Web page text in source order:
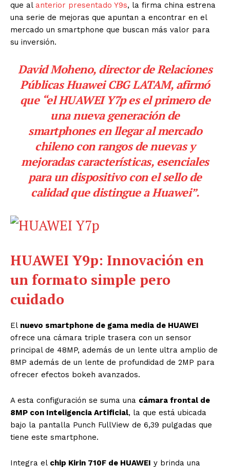
que al anterior presentado Y9s, la firma china estrena
una serie de mejoras que apuntan a encontrar en el
mercado un smartphone que buscan más valor para
su inversión.
David Moheno, director de Relaciones
Públicas Huawei CBG LATAM, afirmó
que “elHUAWEI Y7pes el primero de
una nueva generación de
smartphones en llegar al mercado
chileno con rangos de nuevas y
mejoradas características, esenciales
para un dispositivo con el sello de
calidad que distingue a Huawei”.
HUAWEI Y9p: Innovación en
un formato simple pero
cuidado
El nuevo smartphone de gama media de HUAWEI
ofrece una cámara triple trasera con un sensor
principal de 48MP, además de un lente ultra amplio de
8MP además de un lente de profundidad de 2MP para
ofrecer efectos bokeh avanzados.
A esta configuración se suma una cámara frontal de
8MP con Inteligencia Artificial, la que está ubicada
bajo la pantalla Punch FullView de 6,39 pulgadas que
tiene este smartphone.
Integra el chip Kirin 710F de HUAWEI y brinda una